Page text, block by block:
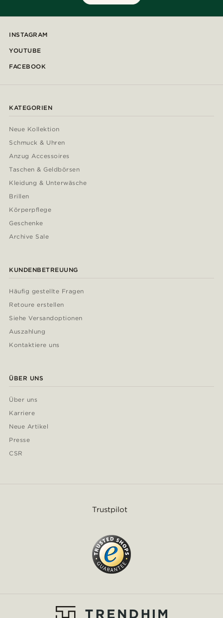
INSTAGRAM
YOUTUBE
FACEBOOK
KATEGORIEN
Neue Kollektion
Schmuck & Uhren
Anzug Accessoires
Taschen & Geldbörsen
Kleidung & Unterwäsche
Brillen
Körperpflege
Geschenke
Archive Sale
KUNDENBETREUUNG
Häufig gestellte Fragen
Retoure erstellen
Siehe Versandoptionen
Auszahlung
Kontaktiere uns
ÜBER UNS
Über uns
Karriere
Neue Artikel
Presse
CSR
Trustpilot